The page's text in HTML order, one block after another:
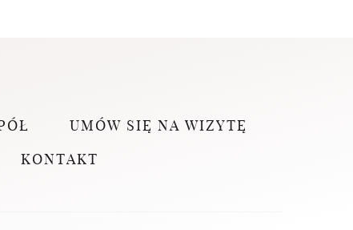
UMÓW SIĘ NA WIZYTĘ
KONTAKT